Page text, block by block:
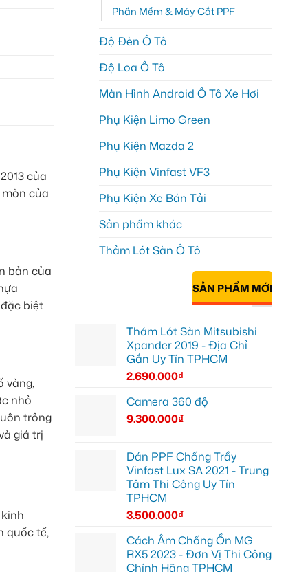
của
của
bản của
biệt
vàng,
nhỏ
trông
giá trị
quốc tế,
Phần Mềm & Máy Cắt PPF
Độ Đèn Ô Tô
Độ Loa Ô Tô
Màn Hình Android Ô Tô Xe Hơi
Phụ Kiện Limo Green
Phụ Kiện Mazda 2
Phụ Kiện Vinfast VF3
Phụ Kiện Xe Bán Tải
Sản phẩm khác
Thảm Lót Sàn Ô Tô
SẢN PHẨM MỚI
Thảm Lót Sàn Mitsubishi
Xpander 2019 - Địa Chỉ
Gắn Uy Tín TPHCM
2.690.000₫
Camera 360 độ
9.300.000₫
Dán PPF Chống Trầy
Vinfast Lux SA 2021 - Trung
Tâm Thi Công Uy Tín
TPHCM
3.500.000₫
Cách Âm Chống Ồn MG
RX5 2023 - Đơn Vị Thi Công
Chính Hãng TPHCM